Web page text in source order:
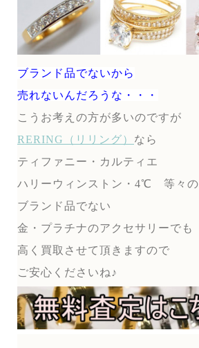
ブランド品でないから
売れないんだろうな・・・
こうお考えの方が多いのですが
RERING（リリング） なら
ティファニー・カルティエ
ハリーウィンストン・4℃ 等々の
ブランド品でない
金・プラチナのアクセサリーでも
高く買取させて頂きますので
ご安心くださいね♪